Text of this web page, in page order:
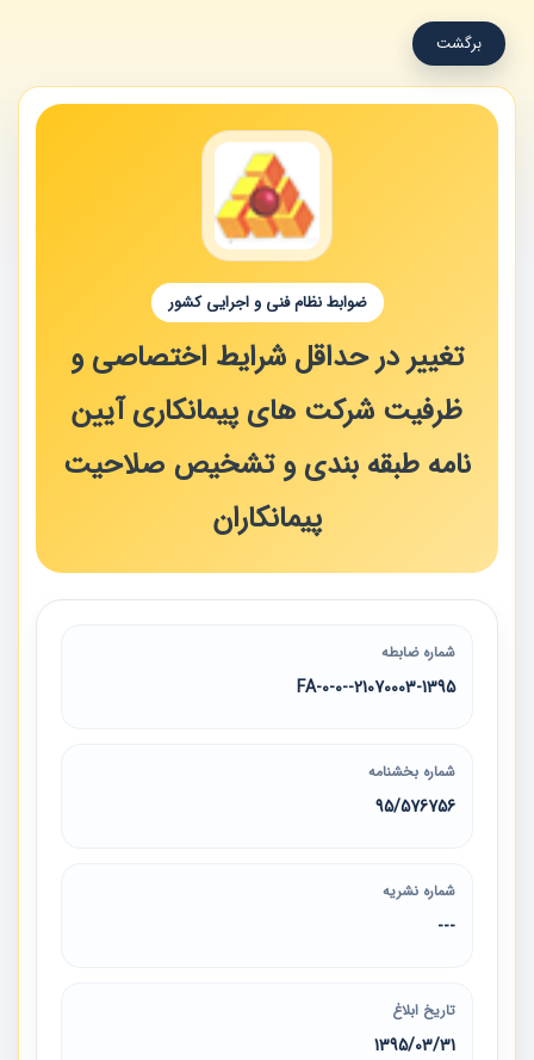
برگشت
ضوابط نظام فنی و اجرایی کشور
تغییر در حداقل شرایط اختصاصی و
ظرفیت شرکت های پیمانکاری آیین
نامه طبقه بندی و تشخیص صلاحیت
پیمانکاران
شماره ضابطه
21070003-1395--0-0-FA
شماره بخشنامه
95/576756
شماره نشریه
---
تاریخ ابلاغ
1395/03/31